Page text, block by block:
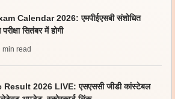
Calendar 2026: एमपीईएसबी संशोधित
सितंबर में होगी
min read
2026 LIVE: एसएससी जीडी कांस्टेबल